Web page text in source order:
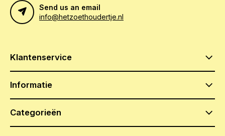
Send us an email
info@hetzoethoudertje.nl
Klantenservice
Informatie
Categorieën